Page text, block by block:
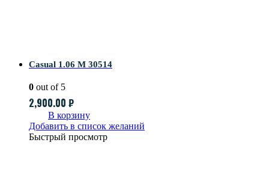
Casual 1.06 M 30514
0 out of 5
2,900.00 ₽
В корзину
Добавить в список желаний
Быстрый просмотр